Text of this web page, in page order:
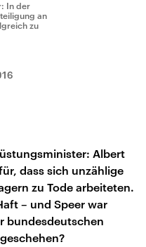
In der
an
zu
Albert
dass sich unzählige
zu Tode arbeiteten.
– und Speer war
bundesdeutschen